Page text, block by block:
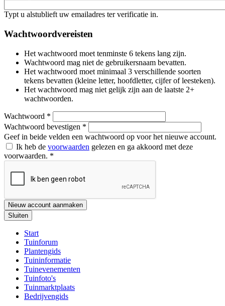
Typt u alstublieft uw emailadres ter verificatie in.
Wachtwoordvereisten
Het wachtwoord moet tenminste 6 tekens lang zijn.
Wachtwoord mag niet de gebruikersnaam bevatten.
Het wachtwoord moet minimaal 3 verschillende soorten
tekens bevatten (kleine letter, hoofdletter, cijfer of leesteken).
Het wachtwoord mag niet gelijk zijn aan de laatste 2+
wachtwoorden.
Wachtwoord *
Wachtwoord bevestigen *
Geef in beide velden een wachtwoord op voor het nieuwe account.
Ik heb de voorwaarden gelezen en ga akkoord met deze
voorwaarden. *
Nieuw account aanmaken
Sluiten
Start
Tuinforum
Plantengids
Tuininformatie
Tuinevenementen
Tuinfoto's
Tuinmarktplaats
Bedrijvengids